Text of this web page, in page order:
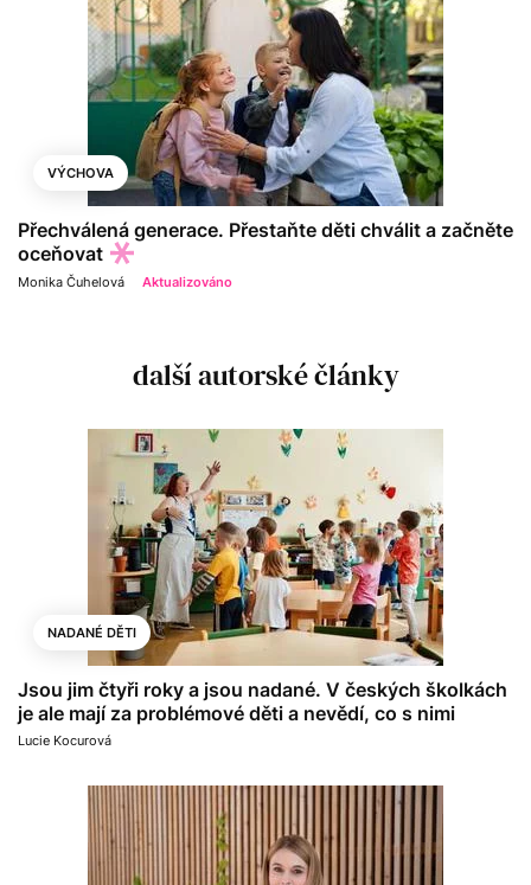
VÝCHOVA
Přechválená generace. Přestaňte děti chválit a začněte
oceňovat
Monika Čuhelová Aktualizováno
další autorské články
NADANÉ DĚTI
Jsou jim čtyři roky a jsou nadané. V českých školkách
je ale mají za problémové děti a nevědí, co s nimi
Lucie Kocurová